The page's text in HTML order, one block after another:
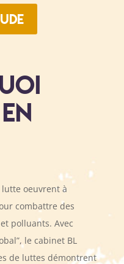
oeuvrent à
combattre des
polluants. Avec
le cabinet BL
de luttes démontrent